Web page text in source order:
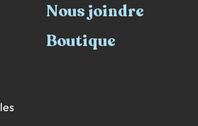
Nous joindre
Boutique